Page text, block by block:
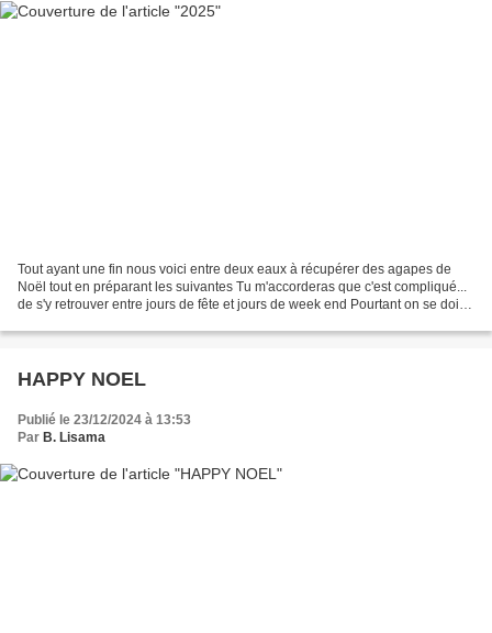
Tout ayant une fin nous voici entre deux eaux à récupérer des agapes de
Noël tout en préparant les suivantes Tu m'accorderas que c'est compliqué...
de s'y retrouver entre jours de fête et jours de week end Pourtant on se doit
HAPPY NOEL
Publié le 23/12/2024 à 13:53
Par B. Lisama